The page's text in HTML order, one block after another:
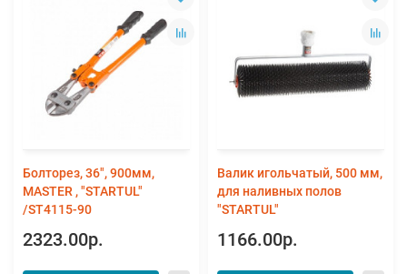
Болторез, 36", 900мм,
MASTER , "STARTUL"
/ST4115-90
2323.00р.
Валик игольчатый, 500 мм,
для наливных полов
"STARTUL"
1166.00р.